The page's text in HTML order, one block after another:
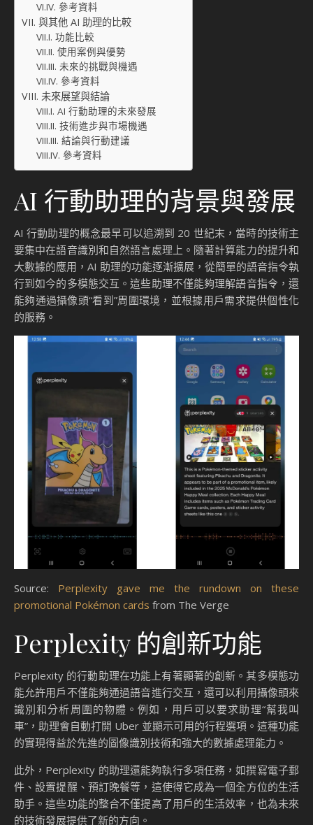
參考資料
與其他 AI 助理的比較
功能比較
使用案例與優勢
未來的挑戰與機遇
參考資料
未來展望與結論
AI 行動助理的未來發展
技術進步與市場機遇
結論與行動建議
參考資料
AI 行動助理的背景與發展
AI 行動助理的概念最早可以追溯到 20 世紀末，當時的技術主
要集中在語音識別和自然語言處理上。隨著計算能力的提升和
大數據的應用，AI 助理的功能逐漸擴展，從簡單的語音指令執
行到如今的多模態交互。這些助理不僅能夠理解語音指令，還
能夠通過攝像頭“看到”周圍環境，並根據用戶需求提供個性化
的服務。
Source: Perplexity gave me the rundown on these
promotional Pokémon cards from The Verge
Perplexity 的創新功能
Perplexity 的行動助理在功能上有著顯著的創新。其多模態功
能允許用戶不僅能夠通過語音進行交互，還可以利用攝像頭來
識別和分析周圍的物體。例如，用戶可以要求助理“幫我叫
車”，助理會自動打開 Uber 並顯示可用的行程選項。這種功能
的實現得益於先進的圖像識別技術和強大的數據處理能力。
此外，Perplexity 的助理還能夠執行多項任務，如撰寫電子郵
件、設置提醒、預訂晚餐等，這使得它成為一個全方位的生活
助手。這些功能的整合不僅提高了用戶的生活效率，也為未來
的技術發展提供了新的方向。